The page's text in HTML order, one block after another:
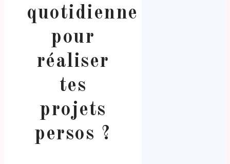
quotidienne
pour
réaliser
tes
projets
persos ?